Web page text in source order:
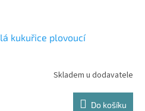
kukuřice plovoucí
Skladem u dodavatele
Do košíku